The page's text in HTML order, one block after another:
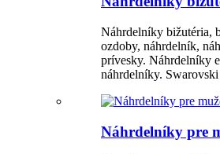
Náhrdelníky bižutéria,
ozdoby, náhrdelník,
prívesky. Náhrdelníky
náhrdelníky. Swarovski
Náhrdelníky pre